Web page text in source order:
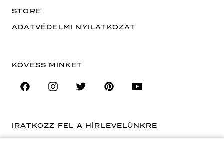
STORE
ADATVÉDELMI NYILATKOZAT
KÖVESS MINKET
IRATKOZZ FEL A HÍRLEVELÜNKRE